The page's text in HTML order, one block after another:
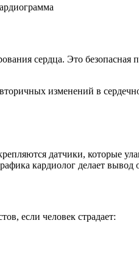
сердца. Это безопасная
изменений в
датчики, которые
кардиолог делает
если человек страдает: